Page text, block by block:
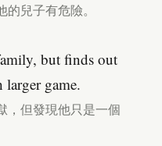
兒子有危險。
but finds out
larger game.
，但發現他只是一個